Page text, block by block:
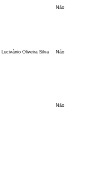
Não
Lucivânio Oliveira Silva Não
Não